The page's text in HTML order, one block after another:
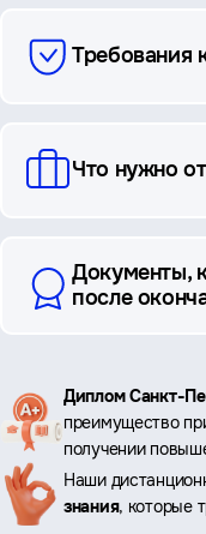
Требования
Что нужно
Документы,
после
Ключевые
Диплом Санкт-
преимущество
получении
Наши
знания, которые